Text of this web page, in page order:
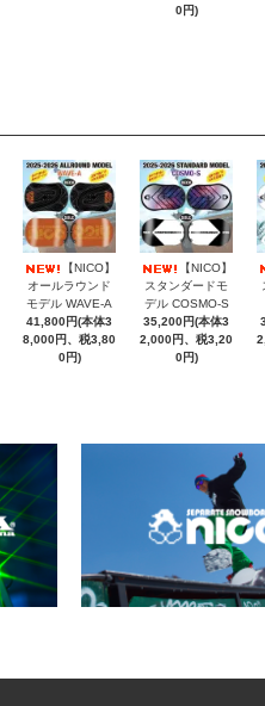
0円)
【NICO】
オールラウンド
モデル WAVE-A
41,800円(本体3
8,000円、税3,80
0円)
【NICO】
スタンダードモ
デル COSMO-S
35,200円(本体3
2,000円、税3,20
0円)